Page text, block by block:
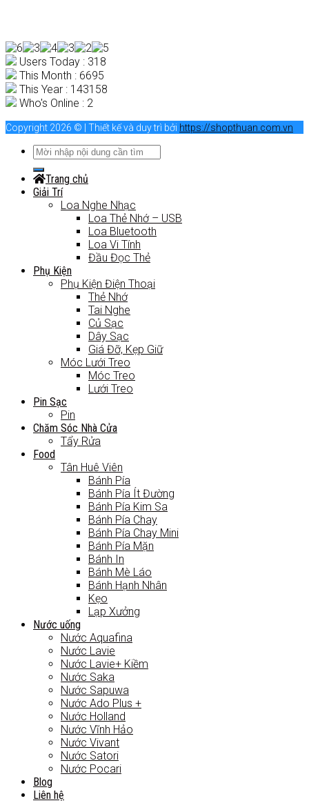
Users Today : 318
This Month : 6695
This Year : 143158
Who's Online : 2
Copyright 2026 © | Thiết kế và duy trì bởi https://shopthuan.com.vn
Trang chủ
Giải Trí
Loa Nghe Nhạc
Loa Thẻ Nhớ – USB
Loa Bluetooth
Loa Vi Tính
Đầu Đọc Thẻ
Phụ Kiện
Phụ Kiện Điện Thoại
Thẻ Nhớ
Tai Nghe
Củ Sạc
Dây Sạc
Giá Đỡ, Kẹp Giữ
Móc Lưới Treo
Móc Treo
Lưới Treo
Pin Sạc
Pin
Chăm Sóc Nhà Cửa
Tẩy Rửa
Food
Tân Huê Viên
Bánh Pía
Bánh Pía Ít Đường
Bánh Pía Kim Sa
Bánh Pía Chay
Bánh Pía Chay Mini
Bánh Pía Mặn
Bánh In
Bánh Mè Láo
Bánh Hạnh Nhân
Kẹo
Lạp Xưởng
Nước uống
Nước Aquafina
Nước Lavie
Nước Lavie+ Kiềm
Nước Saka
Nước Sapuwa
Nước Ado Plus +
Nước Holland
Nước Vĩnh Hảo
Nước Vivant
Nước Satori
Nước Pocari
Blog
Liên hệ